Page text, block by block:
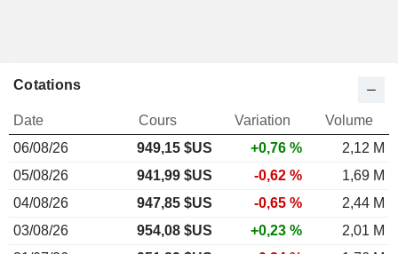
Cotations
Date Cours Variation
Volume
06/08/26
949,15 $US +0,76 %
2,12 M
05/08/26
941,99 $US -0,62 %
1,69 M
04/08/26
947,85 $US -0,65 %
2,44 M
03/08/26
954,08 $US +0,23 %
2,01 M